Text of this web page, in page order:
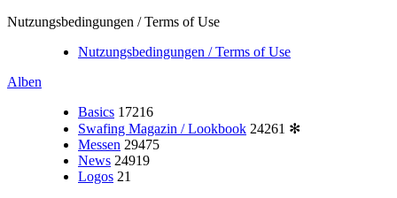
Nutzungsbedingungen / Terms of Use
Nutzungsbedingungen / Terms of Use
Alben
Basics 17216
Swafing Magazin / Lookbook 24261 ✻
Messen 29475
News 24919
Logos 21